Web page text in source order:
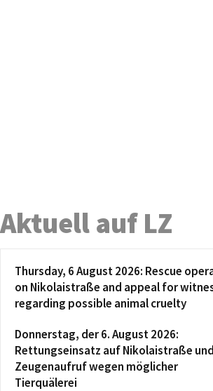
Aktuell auf LZ
Thursday, 6 August 2026: Rescue
on Nikolaistraße and appeal for
regarding possible animal cruelty
Donnerstag, der 6. August 2026:
Rettungseinsatz auf Nikolaistraße und
Zeugenaufruf wegen möglicher
Tierquälerei